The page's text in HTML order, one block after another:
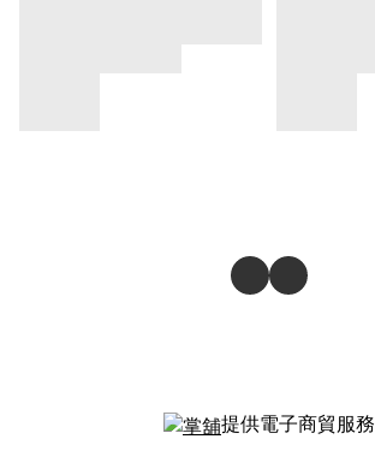
提供電子商貿服務